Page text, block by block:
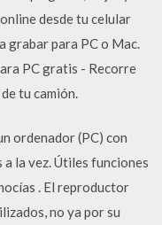
desde tu celular
para PC o Mac.
PC gratis - Recorre
tu camión.
ordenador (PC) con
la vez. Útiles funciones
. El reproductor
no ya por su